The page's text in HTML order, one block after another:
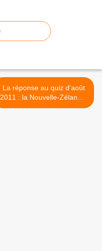
La réponse au quiz d’août
2011 : la Nouvelle-Zélande,
pays du rugby et du ballon